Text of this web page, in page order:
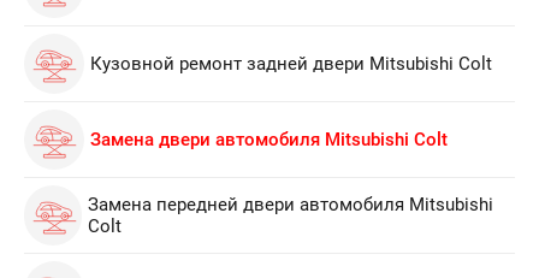
Кузовной ремонт задней двери Mitsubishi Colt
Замена двери автомобиля Mitsubishi Colt
Замена передней двери автомобиля Mitsubishi
Colt